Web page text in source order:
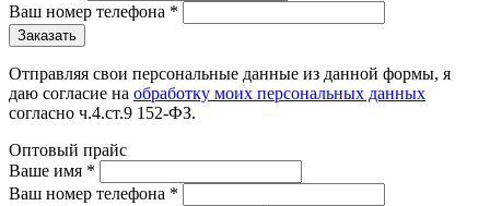
Ваш номер телефона *
Отправляя свои персональные данные из данной формы, я
даю согласие на обработку моих персональных данных
согласно ч.4.ст.9 152-ФЗ.
Оптовый прайс
Ваше имя *
Ваш номер телефона *